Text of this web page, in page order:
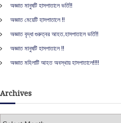
f
o
r
অজ্ঞাত মানুষটি হাসপাতালে ভর্তি!!
অজ্ঞাত মেয়েটি হাসপাতালে !!
অজ্ঞাত বৃদ্ধা গুরুত্বর আহত,হাসপাতালে ভর্তি!!
অজ্ঞাত মানুষটি হাসপাতালে !!
অজ্ঞাত মহিলাটি আহত অবস্থায় হাসপাতালে!!!!
Archives